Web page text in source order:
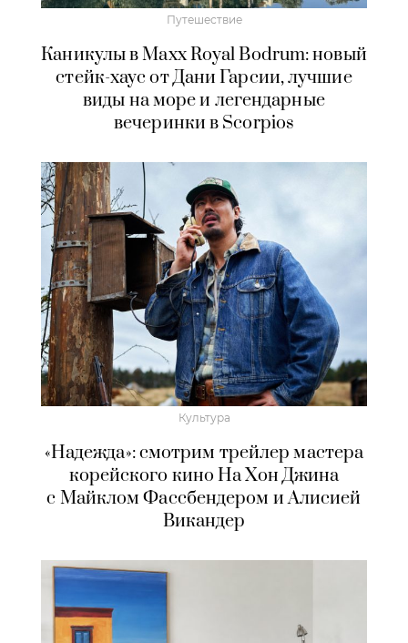
Путешествие
Каникулы в Maxx Royal Bodrum: новый
стейк-хаус от Дани Гарсии, лучшие
виды на море и легендарные
вечеринки в Scorpios
Культура
«Надежда»: смотрим трейлер мастера
корейского кино На Хон Джина
с Майклом Фассбендером и Алисией
Викандер